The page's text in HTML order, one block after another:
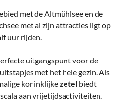
met de Altmühlsee en de
met al zijn attracties ligt op
uur rijden.
uitgangspunt voor de
met het hele gezin. Als
koninklijkezetel biedt
aan vrijetijdsactiviteiten.